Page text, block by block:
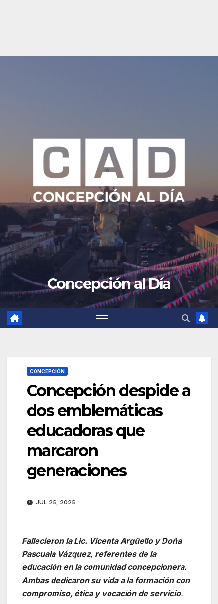
Concepción al Día
CONCEPCIÓN
Concepción despide a
dos emblemáticas
educadoras que
marcaron
generaciones
JUL 25, 2025
Fallecieron la Lic. Vicenta Argüello y Doña
Pascuala Vázquez, referentes de la
educación en la comunidad concepcionera.
Ambas dedicaron su vida a la formación con
compromiso, ética y vocación de servicio.